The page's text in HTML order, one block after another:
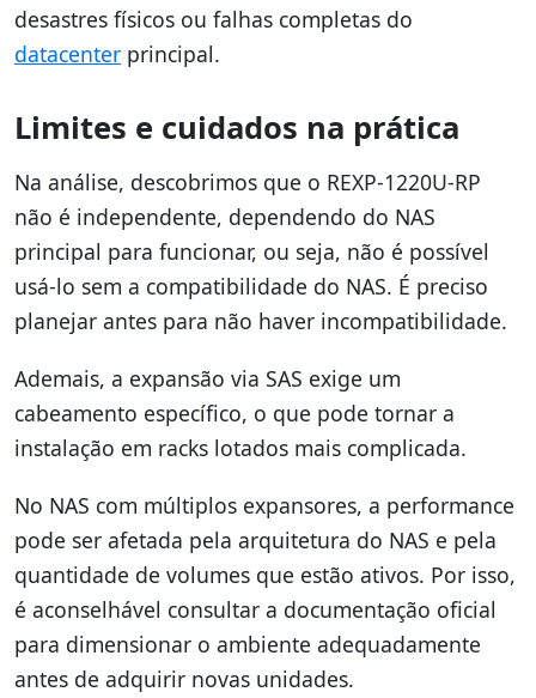
desastres físicos ou falhas completas do
datacenter principal.
Limites e cuidados na prática
Na análise, descobrimos que o REXP-1220U-RP
não é independente, dependendo do NAS
principal para funcionar, ou seja, não é possível
usá-lo sem a compatibilidade do NAS. É preciso
planejar antes para não haver incompatibilidade.
Ademais, a expansão via SAS exige um
cabeamento específico, o que pode tornar a
instalação em racks lotados mais complicada.
No NAS com múltiplos expansores, a performance
pode ser afetada pela arquitetura do NAS e pela
quantidade de volumes que estão ativos. Por isso,
é aconselhável consultar a documentação oficial
para dimensionar o ambiente adequadamente
antes de adquirir novas unidades.